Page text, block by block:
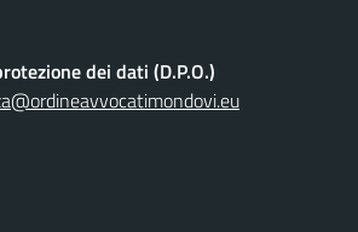
dei dati (D.P.O.)